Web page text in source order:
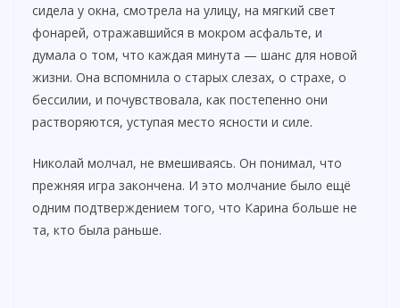
сидела у окна, смотрела на улицу, на мягкий свет
фонарей, отражавшийся в мокром асфальте, и
думала о том, что каждая минута — шанс для новой
жизни. Она вспомнила о старых слезах, о страхе, о
бессилии, и почувствовала, как постепенно они
растворяются, уступая место ясности и силе.
Николай молчал, не вмешиваясь. Он понимал, что
прежняя игра закончена. И это молчание было ещё
одним подтверждением того, что Карина больше не
та, кто была раньше.